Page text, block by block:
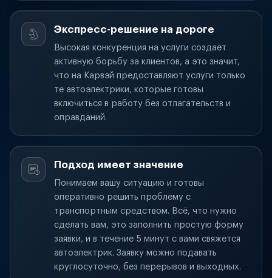
Экспресс-решение на дороге
Высокая конкуренция на услуги создаёт
активную борьбу за клиентов, а это значит,
что на Карвэй предоставляют услуги только
те автоэлектрики, которые готовы
включиться в работу без отлагательств и
оправданий.
Подход имеет значение
Понимаем вашу ситуацию и готовы
оперативно решить проблему с
транспортным средством. Всё, что нужно
сделать вам, это заполнить простую форму
заявки, и в течение 5 минут с вами свяжется
автоэлектрик. Заявку можно подавать
круглосуточно, без перерывов и выходных.